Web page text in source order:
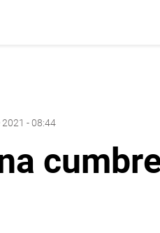
2021 - 08:44